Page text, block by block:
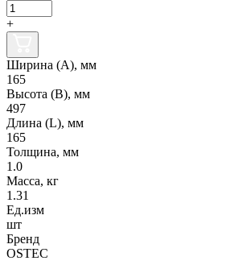
+
Ширина (А), мм
165
Высота (В), мм
497
Длина (L), мм
165
Толщина, мм
1.0
Масса, кг
1.31
Ед.изм
шт
Бренд
OSTEC